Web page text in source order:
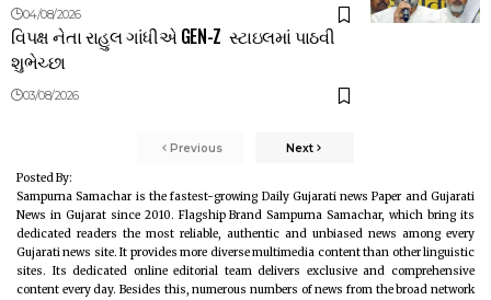
04/08/2026
વિપક્ષ નેતા રાહુલ ગાંધીએ GEN-Z સ્ટાઇલમાં પાઠવી
શુભેચ્છા
03/08/2026
Previous Next
Posted By:
Sampurna Samachar is the fastest-growing Daily Gujarati news Paper and Gujarati
News in Gujarat since 2010. Flagship Brand Sampurna Samachar, which bring its
dedicated readers the most reliable, authentic and unbiased news among every
Gujarati news site. It provides more diverse multimedia content than other linguistic
sites. Its dedicated online editorial team delivers exclusive and comprehensive
content every day. Besides this, numerous numbers of news from the broad network